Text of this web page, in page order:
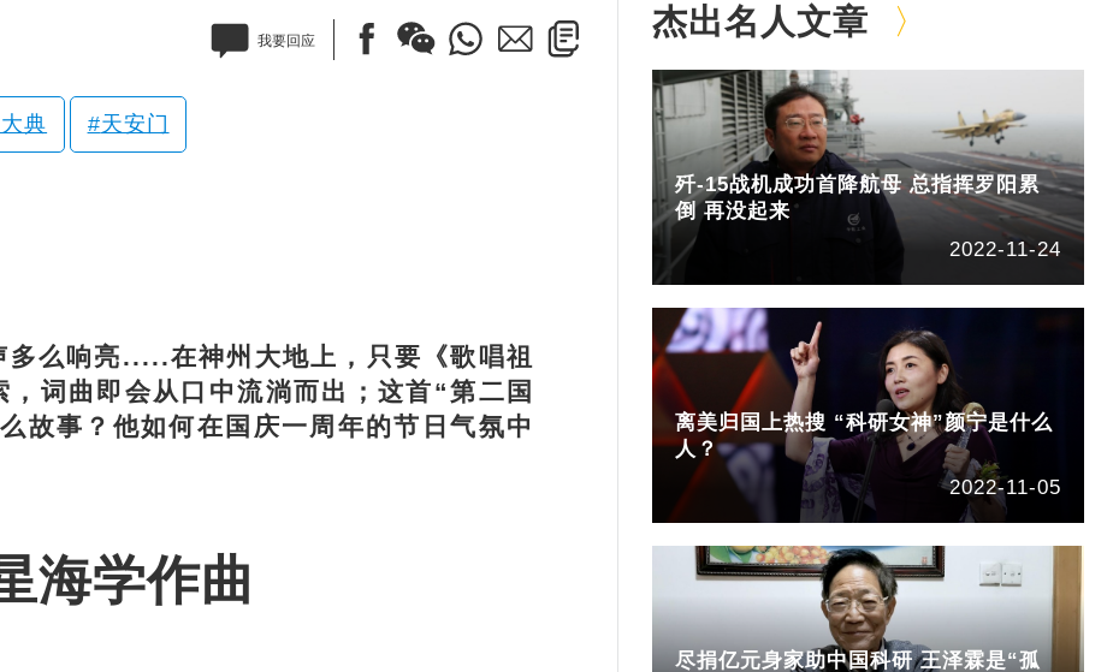
我要回应
典 天安门
么响亮.....在神州大地上，只要《歌唱祖
词曲即会从口中流淌而出；这首“第二国
故事？他如何在国庆一周年的节日气氛中
海学作曲
杰出名人文章
歼-15战机成功首降航母 总指挥罗阳累
倒 再没起来
2022-11-24
离美归国上热搜 “科研女神”颜宁是什么
人？
2022-11-05
尽捐亿元身家助中国科研 王泽霖是“孤